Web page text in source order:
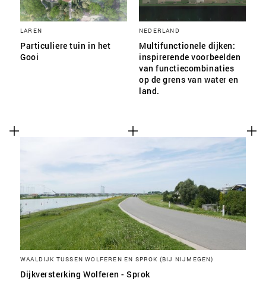
LAREN
Particuliere tuin in het
Gooi
NEDERLAND
Multifunctionele dijken:
inspirerende voorbeelden
van functiecombinaties
op de grens van water en
land.
WAALDIJK TUSSEN WOLFEREN EN SPROK (BIJ NIJMEGEN)
Dijkversterking Wolferen - Sprok